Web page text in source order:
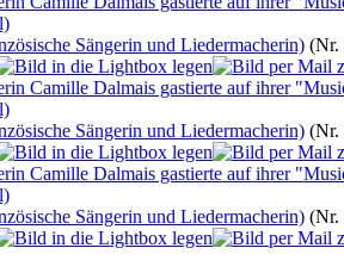
Sängerin und Liedermacherin) (Nr.
Sängerin und Liedermacherin) (Nr.
Sängerin und Liedermacherin) (Nr.